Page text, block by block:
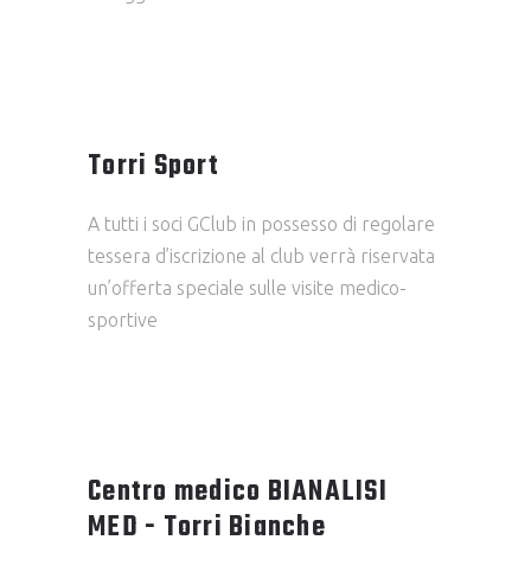
Torri Sport
A tutti i soci GClub in possesso di regolare
tessera d’iscrizione al club verrà riservata
un’offerta speciale sulle visite medico-
sportive
Centro medico BIANALISI
MED - Torri Bianche